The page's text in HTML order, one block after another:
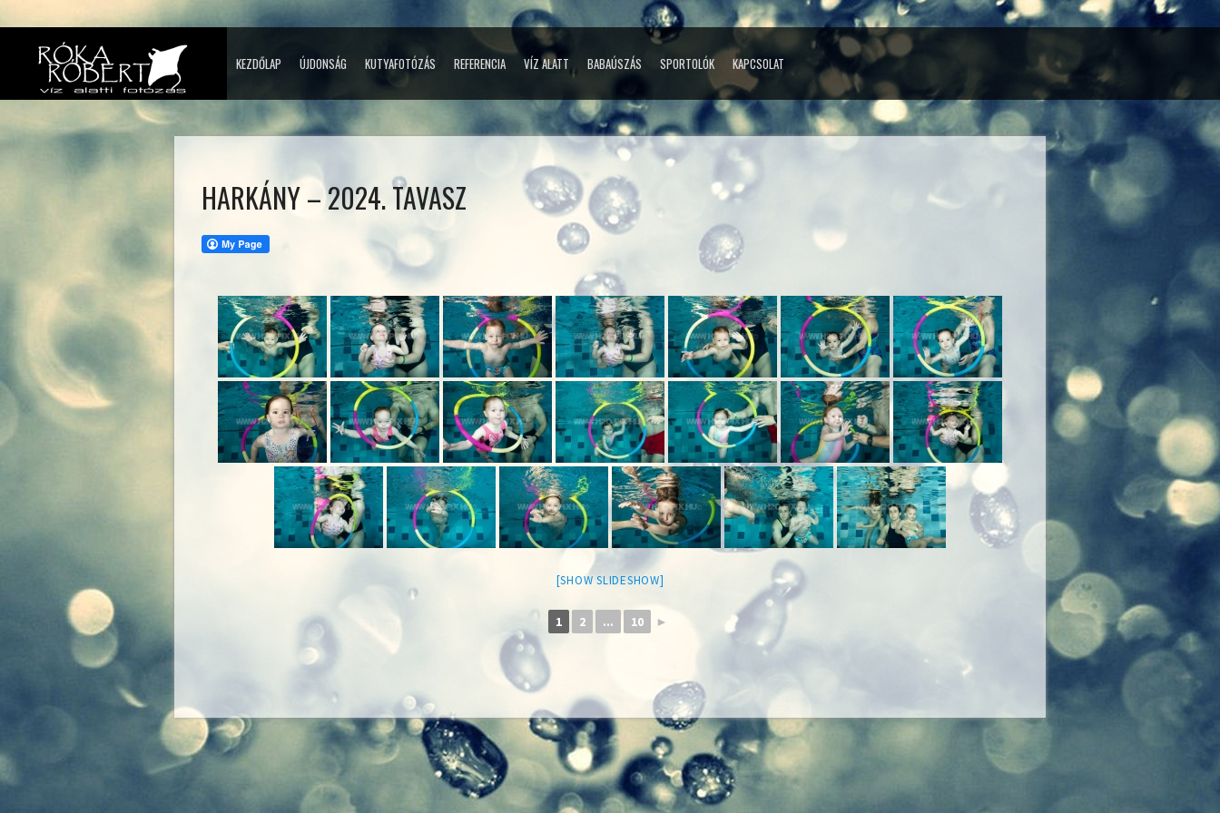
KEZDŐLAP ÚJDONSÁG KUTYAFOTÓZÁS REFERENCIA VÍZ ALATT BABAÚSZÁS SPORTOLÓK KAPCSOLAT
HARKÁNY – 2024. TAVASZ
[SHOW SLIDESHOW]
1 2 ... 10 ►